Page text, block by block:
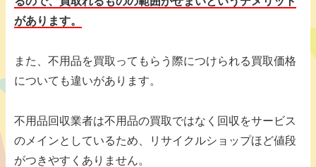
があります。
また、不用品を買取ってもらう際につけられる買取価格
についても違いがあります。
不用品回収業者は不用品の買取ではなく回収をサービス
のメインとしているため、リサイクルショップほど値段
がつきやすくありません。